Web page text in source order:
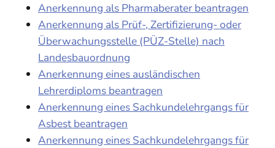
Anerkennung als Pharmaberater beantragen
Anerkennung als Prüf-, Zertifizierung- oder
Überwachungsstelle (PÜZ-Stelle) nach
Landesbauordnung
Anerkennung eines ausländischen
Lehrerdiploms beantragen
Anerkennung eines Sachkundelehrgangs für
Asbest beantragen
Anerkennung eines Sachkundelehrgangs für